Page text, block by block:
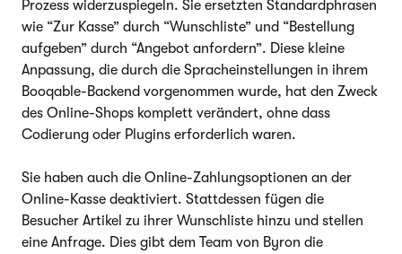
Prozess widerzuspiegeln. Sie ersetzten Standardphrasen
wie “Zur Kasse” durch “Wunschliste” und “Bestellung
aufgeben” durch “Angebot anfordern”. Diese kleine
Anpassung, die durch die Spracheinstellungen in ihrem
Booqable-Backend vorgenommen wurde, hat den Zweck
des Online-Shops komplett verändert, ohne dass
Codierung oder Plugins erforderlich waren.
Sie haben auch die Online-Zahlungsoptionen an der
Online-Kasse deaktiviert. Stattdessen fügen die
Besucher Artikel zu ihrer Wunschliste hinzu und stellen
eine Anfrage. Dies gibt dem Team von Byron die